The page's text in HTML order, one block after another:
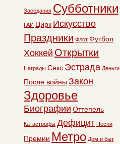
Заседания Субботники
ГАИ Цирк Искусство
Праздники Флот Футбол
Хоккей Открытки
Награды Секс Эстрада Деньги
После войны Закон
Здоровье
Биографии Оттепель
Катастрофы Дефицит Песни
Премии Метро Дом и быт